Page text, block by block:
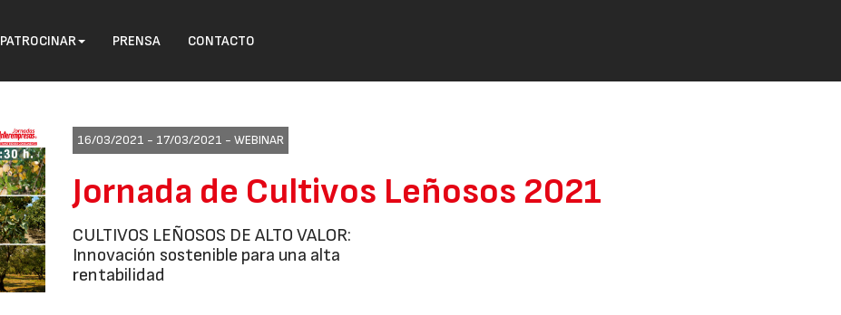
PATROCINAR PRENSA CONTACTO
16/03/2021 - 17/03/2021 - WEBINAR
Jornada de Cultivos Leñosos 2021
CULTIVOS LEÑOSOS DE ALTO VALOR:
Innovación sostenible para una alta
rentabilidad